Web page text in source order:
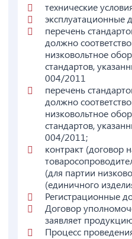
технические
эксплуатационные
перечень
должно
низковольтное
стандартов,
004/2011
перечень
должно
низковольтное
стандартов,
004/2011;
контракт (договор
(для партии
(единичного
Регистрационные
Договор
заявляет
Процесс